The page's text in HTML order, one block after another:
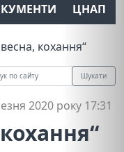
ЦНАП
кохання“
Шукати
2020 року 17:31